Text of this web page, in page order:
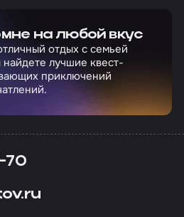
на любой вкус
отдых с семьей
лучшие квест-
приключений
70